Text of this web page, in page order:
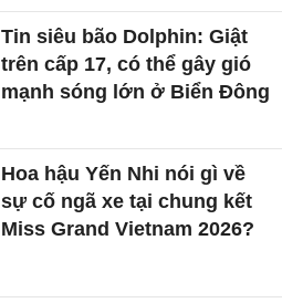
Tin siêu bão Dolphin: Giật
trên cấp 17, có thể gây gió
mạnh sóng lớn ở Biển Đông
Hoa hậu Yến Nhi nói gì về
sự cố ngã xe tại chung kết
Miss Grand Vietnam 2026?